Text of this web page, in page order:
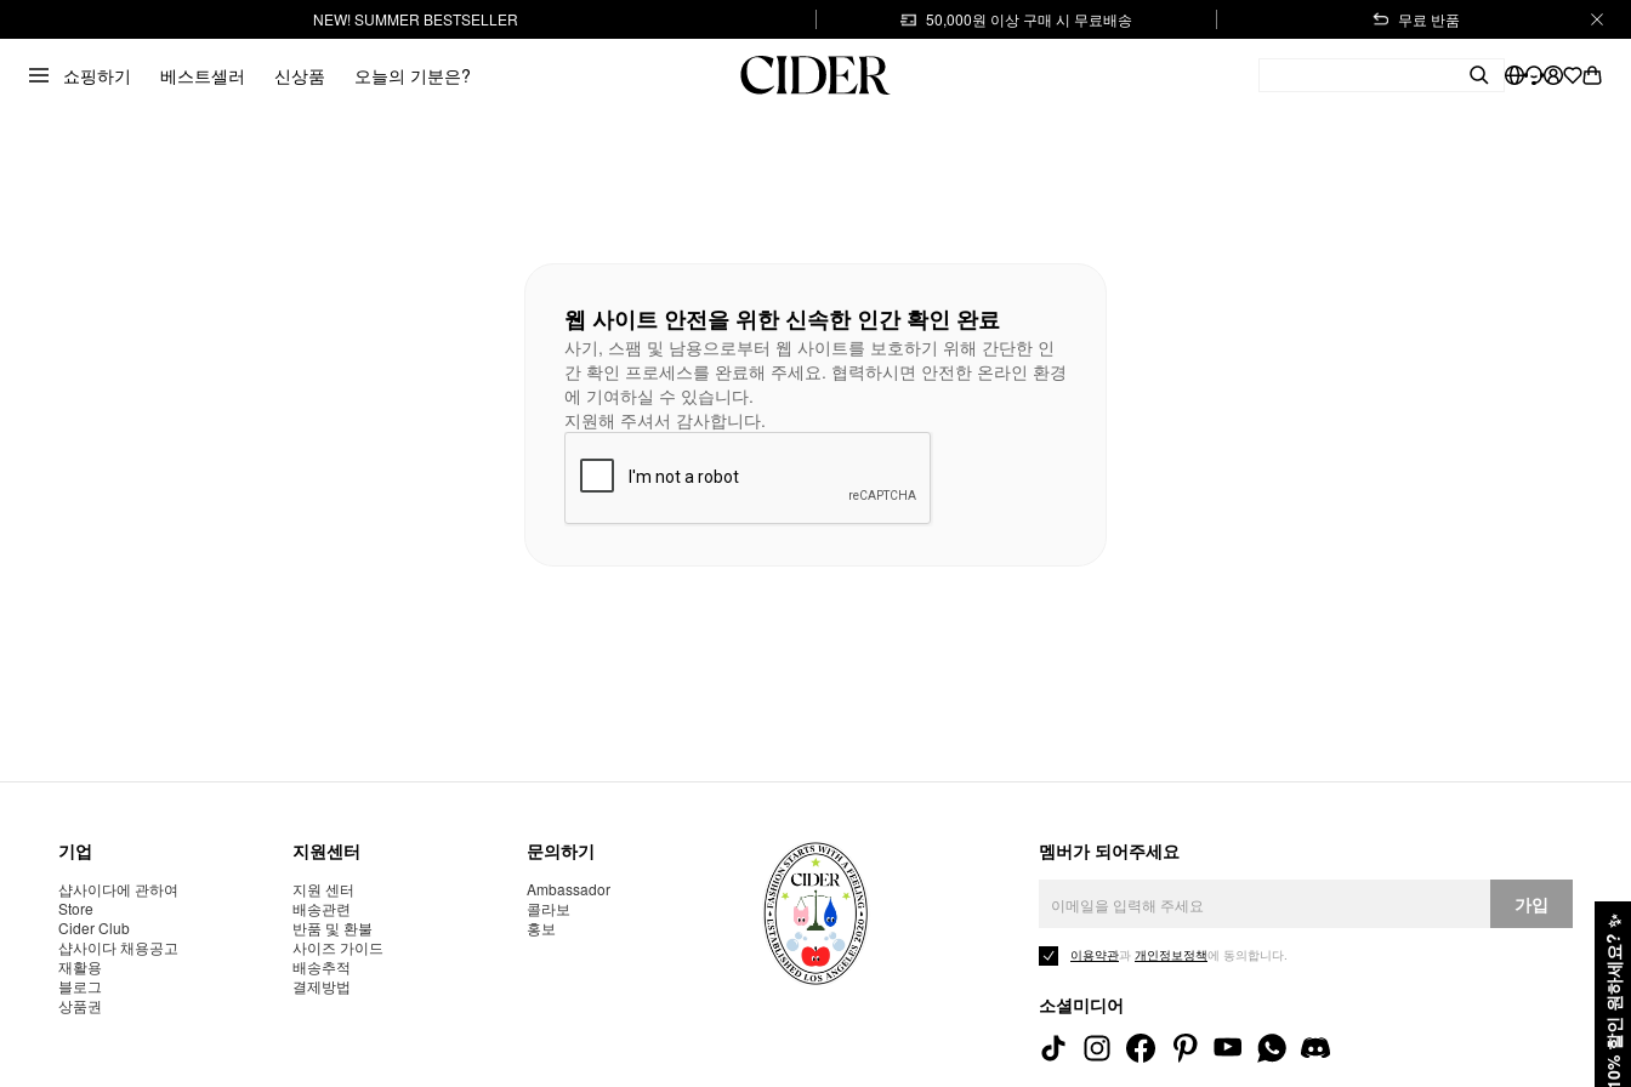
NEW! SUMMER BESTSELLER 50,000원 이상 구매 시 무료배송 무료 반품
쇼핑하기 베스트셀러 신상품 오늘의 기분은?
10% 할인 원하세요?
✨
웹 사이트 안전을 위한 신속한 인간 확인 완료
사기, 스팸 및 남용으로부터 웹 사이트를 보호하기 위해 간단한 인
간 확인 프로세스를 완료해 주세요. 협력하시면 안전한 온라인 환경
에 기여하실 수 있습니다.
지원해 주셔서 감사합니다.
기업
샵사이다에 관하여
Store
Cider Club
샵사이다 채용공고
재활용
블로그
상품권
지원센터
지원 센터
배송관련
반품 및 환불
사이즈 가이드
배송추적
결제방법
문의하기
Ambassador
콜라보
홍보
멤버가 되어주세요
가입
이용약관과 개인정보정책에 동의합니다.
소셜미디어